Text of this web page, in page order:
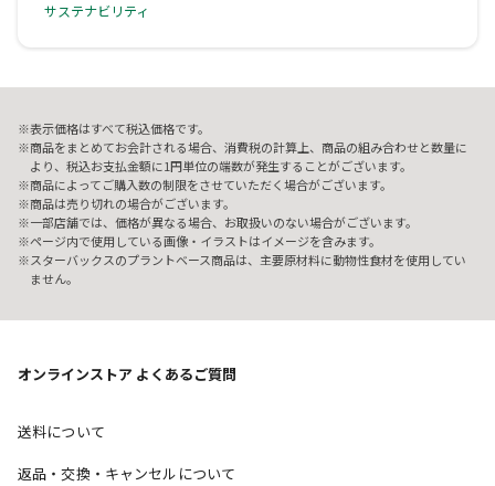
サステナビリティ
表示価格はすべて税込価格です。
商品をまとめてお会計される場合、消費税の計算上、商品の組み合わせと数量に
より、税込お支払金額に1円単位の端数が発生することがございます。
商品によってご購入数の制限をさせていただく場合がございます。
商品は売り切れの場合がございます。
一部店舗では、価格が異なる場合、お取扱いのない場合がございます。
ページ内で使用している画像・イラストはイメージを含みます。
スターバックスのプラントベース商品は、主要原材料に動物性食材を使用してい
ません。
オンラインストア よくあるご質問
送料について
返品・交換・キャンセルについて